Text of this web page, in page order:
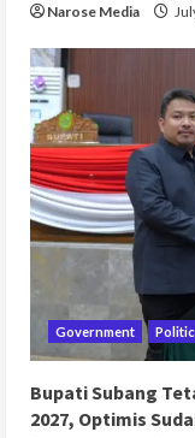
Narose Media
Government
Bupati Subang
2027, Optimis